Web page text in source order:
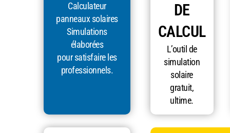
Calculateur
panneaux solaires
Simulations
élaborées
pour satisfaire les
professionnels.
DE
CALCUL
L’outil de
simulation
solaire
gratuit,
ultime.